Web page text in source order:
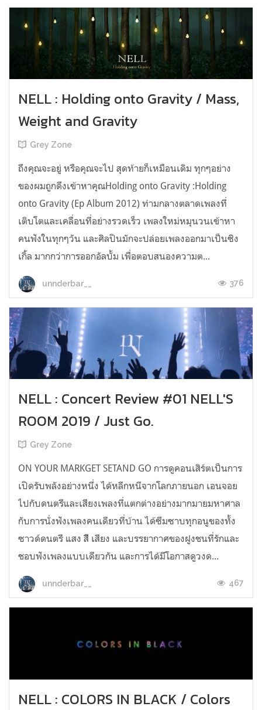
NELL : Holding onto Gravity / Mass,
Weight and Gravity
Grey Zone
ถึงคุณจะอยู่ หรือคุณจะไป สุดท้ายก็เหมือนเดิม ทุกๆอย่าง
ของผมถูกดึงเข้าหาคุณHolding onto Gravity :Holding
onto Gravity (Ep Album 2012) ท่ามกลางตลาดเพลงที่
เติบโตและเคลื่อนที่อย่างรวดเร็ว เพลงใหม่หมุนวนเข้าหา
คนฟังในทุกๆวัน และศิลปินมักจะปล่อยเพลงออกมาเป็นซิง
เกิ้ล มากกว่าการออกอัลบั้ม เพื่อตอบสนองความต...
unnderbar__ 376
NELL : Concert Review #01 NELL'S
ROOM 2019 / Just Go.
Grey Zone
ON YOUR MARKGET SETAND GO การดูคอนเสิร์ตเป็นการ
เปิดรับพลังอย่างหนึ่ง ได้หลีกหนีจากโลกภายนอก เอนจอย
ไปกับดนตรีและเสียงเพลงที่แตกต่างอย่างมากมายมหาศาล
กับการนั่งฟังเพลงคนเดียวที่บ้าน ได้ซึมซาบทุกอนูของทั้ง
ซาวด์ดนตรี แสง สีี เสียง และบรรยากาศของฝูงชนที่รักและ
ชอบฟังเพลงแบบเดียวกัน และการได้มีโอกาสดูวงด...
unnderbar__ 467
NELL : COLORS IN BLACK / Colors